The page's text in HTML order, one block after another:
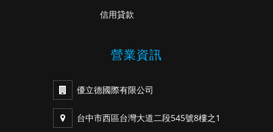
信用貸款
營業資訊
優立德國際有限公司
台中市西區台灣大道二段545號8樓之1